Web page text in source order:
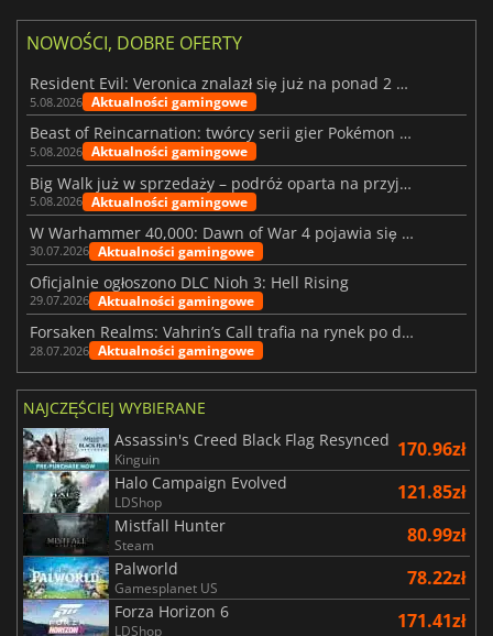
NOWOŚCI, DOBRE OFERTY
Resident Evil: Veronica znalazł się już na ponad 2 milionach list życzeń
5.08.2026 Aktualności gamingowe
Beast of Reincarnation: twórcy serii gier Pokémon wkraczają na nową ścieżkę
5.08.2026 Aktualności gamingowe
Big Walk już w sprzedaży – podróż oparta na przyjaźni
5.08.2026 Aktualności gamingowe
W Warhammer 40,000: Dawn of War 4 pojawia się frakcja Nekronów
30.07.2026 Aktualności gamingowe
Oficjalnie ogłoszono DLC Nioh 3: Hell Rising
29.07.2026 Aktualności gamingowe
Forsaken Realms: Vahrin’s Call trafia na rynek po dziesięciu latach prac
28.07.2026 Aktualności gamingowe
NAJCZĘŚCIEJ WYBIERANE
Assassin's Creed Black Flag Resynced
Kinguin 170.96zł
Halo Campaign Evolved
LDShop 121.85zł
Mistfall Hunter
Steam 80.99zł
Palworld
Gamesplanet US 78.22zł
Forza Horizon 6
LDShop 171.41zł